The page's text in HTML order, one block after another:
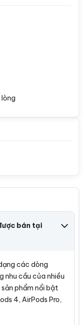
lòng
bán tại
các dòng
nhu cầu của nhiều
phẩm nổi bật
4, AirPods Pro,